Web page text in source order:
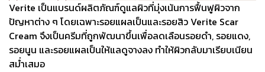
Verite เป็นแบรนด์ผลิตภัณฑ์ดูแลผิวที่มุ่งเน้นการฟื้นฟูผิวจาก
ปัญหาต่าง ๆ โดยเฉพาะรอยแผลเป็นและรอยสิว Verite Scar
Cream จึงเป็นครีมที่ถูกพัฒนาขึ้นเพื่อลดเลือนรอยดำ, รอยแดง,
รอยนูน และรอยแผลเป็นให้แลดูจางลง ทำให้ผิวกลับมาเรียบเนียน
สม่ำเสมอ